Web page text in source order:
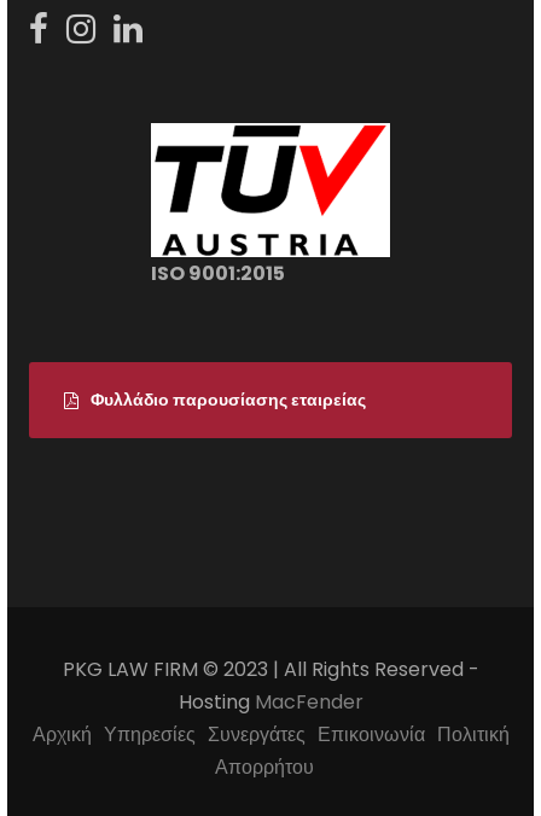
ISO 9001:2015
Φυλλάδιο παρουσίασης εταιρείας
PKG LAW FIRM © 2023 | All Rights Reserved -
Hosting MacFender
Αρχική Υπηρεσίες Συνεργάτες Επικοινωνία Πολιτική
Απορρήτου